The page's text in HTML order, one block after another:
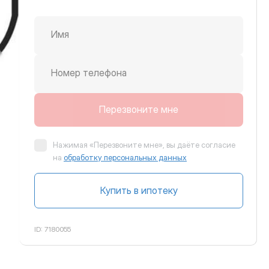
вправо
Имя
Номер телефона
Перезвоните мне
Нажимая «Перезвоните мне», вы даёте согласие
на обработку персональных данных
Купить в ипотеку
ID: 7180055